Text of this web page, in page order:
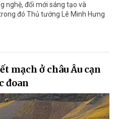
nghệ, đổi mới sáng tạo và
đó Thủ tướng Lê Minh Hưng
mạch ở châu Âu cạn
đoan